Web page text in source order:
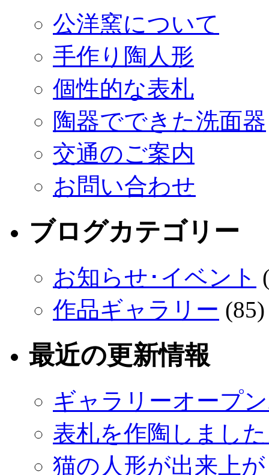
公洋窯について
手作り陶人形
個性的な表札
陶器でできた洗面器
交通のご案内
お問い合わせ
ブログカテゴリー
お知らせ･イベント
作品ギャラリー (85)
最近の更新情報
ギャラリーオープ
表札を作陶しまし
猫の人形が出来上